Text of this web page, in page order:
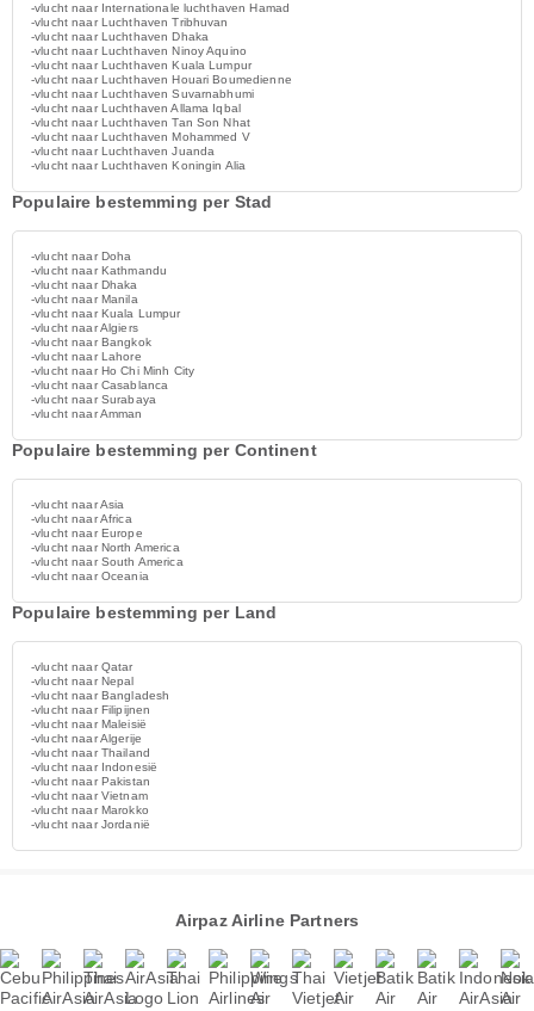
-vlucht naar Internationale luchthaven Hamad
-vlucht naar Luchthaven Tribhuvan
-vlucht naar Luchthaven Dhaka
-vlucht naar Luchthaven Ninoy Aquino
-vlucht naar Luchthaven Kuala Lumpur
-vlucht naar Luchthaven Houari Boumedienne
-vlucht naar Luchthaven Suvarnabhumi
-vlucht naar Luchthaven Allama Iqbal
-vlucht naar Luchthaven Tan Son Nhat
-vlucht naar Luchthaven Mohammed V
-vlucht naar Luchthaven Juanda
-vlucht naar Luchthaven Koningin Alia
Populaire bestemming per Stad
-vlucht naar Doha
-vlucht naar Kathmandu
-vlucht naar Dhaka
-vlucht naar Manila
-vlucht naar Kuala Lumpur
-vlucht naar Algiers
-vlucht naar Bangkok
-vlucht naar Lahore
-vlucht naar Ho Chi Minh City
-vlucht naar Casablanca
-vlucht naar Surabaya
-vlucht naar Amman
Populaire bestemming per Continent
-vlucht naar Asia
-vlucht naar Africa
-vlucht naar Europe
-vlucht naar North America
-vlucht naar South America
-vlucht naar Oceania
Populaire bestemming per Land
-vlucht naar Qatar
-vlucht naar Nepal
-vlucht naar Bangladesh
-vlucht naar Filipijnen
-vlucht naar Maleisië
-vlucht naar Algerije
-vlucht naar Thailand
-vlucht naar Indonesië
-vlucht naar Pakistan
-vlucht naar Vietnam
-vlucht naar Marokko
-vlucht naar Jordanië
Airpaz Airline Partners